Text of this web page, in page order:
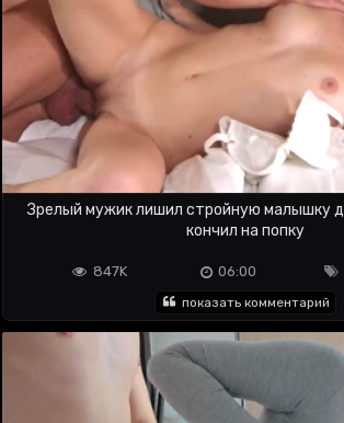
Зрелый мужик лишил стройную малышку
кончил на попку
06:00
847K
показать комментарий